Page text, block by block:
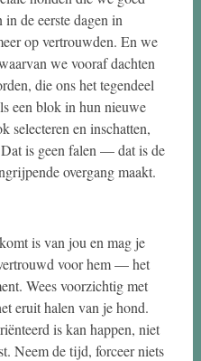
de eerste dagen in
op vertrouwden. En we
we vooraf dachten
die ons het tegendeel
een blok in hun nieuwe
selecteren en inschatten,
is geen falen — dat is de
overgang maakt.
is van jou en mag je
voor hem — het
Wees voorzichtig met
eruit halen van je hond.
is kan happen, niet
Neem de tijd, forceer niets